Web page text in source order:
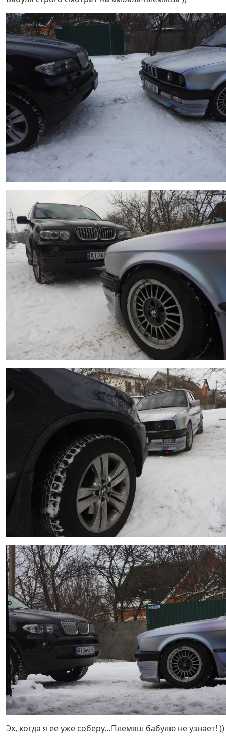
Эх, когда я ее уже соберу…Племяш бабулю не узнает! ))